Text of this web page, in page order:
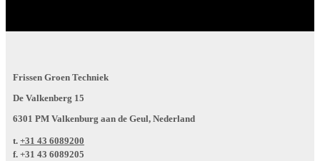
Frissen Groen Techniek
De Valkenberg 15
6301 PM Valkenburg aan de Geul, Nederland
t. +31 43 6089200
f. +31 43 6089205